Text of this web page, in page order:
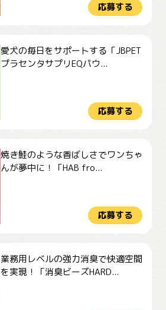
応募する
愛犬の毎日をサポートする「JBPET
プラセンタサプリEQパウ...
応募する
焼き鮭のような香ばしさでワンちゃ
んが夢中に！「HAB fro...
応募する
業務用レベルの強力消臭で快適空間
を実現！「消臭ビーズHARD...